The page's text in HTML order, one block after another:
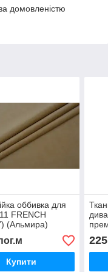
домовленістю
оббивка для
FRENCH
(Альмира)
Купити
225